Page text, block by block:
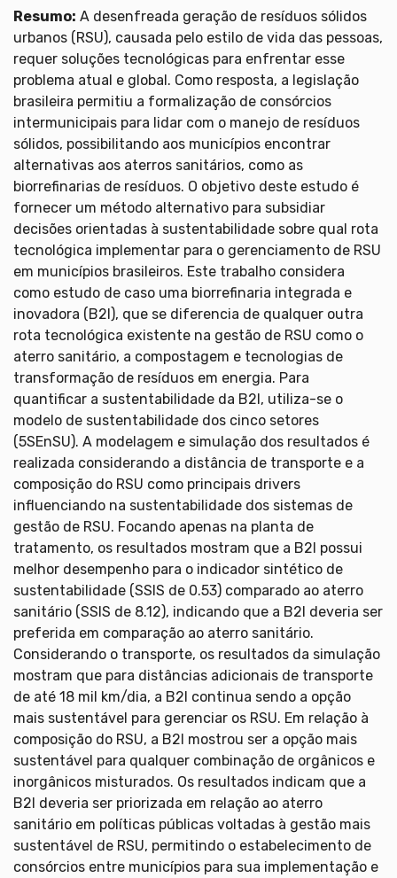
Resumo: A desenfreada geração de resíduos sólidos
urbanos (RSU), causada pelo estilo de vida das pessoas,
requer soluções tecnológicas para enfrentar esse
problema atual e global. Como resposta, a legislação
brasileira permitiu a formalização de consórcios
intermunicipais para lidar com o manejo de resíduos
sólidos, possibilitando aos municípios encontrar
alternativas aos aterros sanitários, como as
biorrefinarias de resíduos. O objetivo deste estudo é
fornecer um método alternativo para subsidiar
decisões orientadas à sustentabilidade sobre qual rota
tecnológica implementar para o gerenciamento de RSU
em municípios brasileiros. Este trabalho considera
como estudo de caso uma biorrefinaria integrada e
inovadora (B2I), que se diferencia de qualquer outra
rota tecnológica existente na gestão de RSU como o
aterro sanitário, a compostagem e tecnologias de
transformação de resíduos em energia. Para
quantificar a sustentabilidade da B2I, utiliza-se o
modelo de sustentabilidade dos cinco setores
(5SEnSU). A modelagem e simulação dos resultados é
realizada considerando a distância de transporte e a
composição do RSU como principais drivers
influenciando na sustentabilidade dos sistemas de
gestão de RSU. Focando apenas na planta de
tratamento, os resultados mostram que a B2I possui
melhor desempenho para o indicador sintético de
sustentabilidade (SSIS de 0.53) comparado ao aterro
sanitário (SSIS de 8.12), indicando que a B2I deveria ser
preferida em comparação ao aterro sanitário.
Considerando o transporte, os resultados da simulação
mostram que para distâncias adicionais de transporte
de até 18 mil km/dia, a B2I continua sendo a opção
mais sustentável para gerenciar os RSU. Em relação à
composição do RSU, a B2I mostrou ser a opção mais
sustentável para qualquer combinação de orgânicos e
inorgânicos misturados. Os resultados indicam que a
B2I deveria ser priorizada em relação ao aterro
sanitário em políticas públicas voltadas à gestão mais
sustentável de RSU, permitindo o estabelecimento de
consórcios entre municípios para sua implementação e